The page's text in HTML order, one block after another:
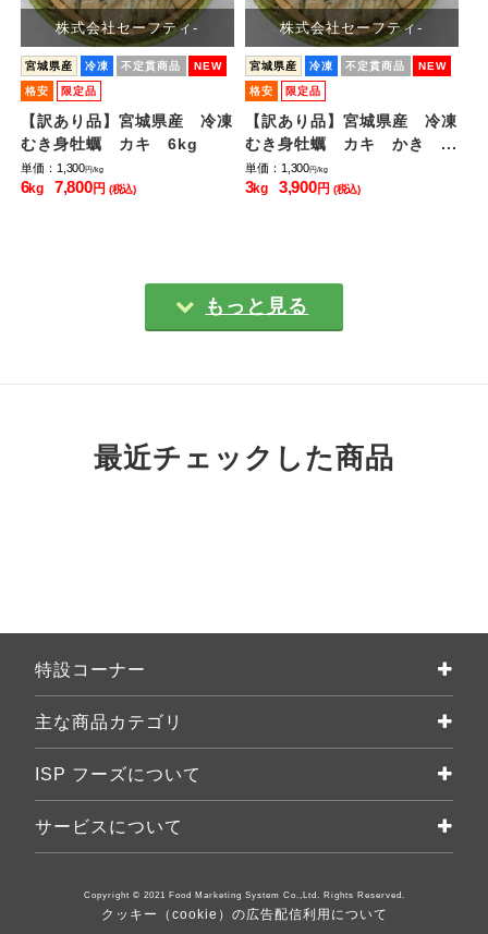
株式会社セーフティ-
宮城県産 冷凍 不定貫商品 NEW
格安 限定品
【訳あり品】宮城県産 冷凍
むき身牡蠣 カキ 6kg
単価：1,300円/kg
6kg 7,800円 (税込)
株式会社セーフティ-
宮城県産 冷凍 不定貫商品 NEW
格安 限定品
【訳あり品】宮城県産 冷凍
むき身牡蠣 カキ かき ...
単価：1,300円/kg
3kg 3,900円 (税込)
もっと見る
最近チェックした商品
特設コーナー
主な商品カテゴリ
ISP フーズについて
サービスについて
Copyright © 2021 Food Marketing System Co.,Ltd. Rights Reserved.
クッキー（cookie）の広告配信利用について